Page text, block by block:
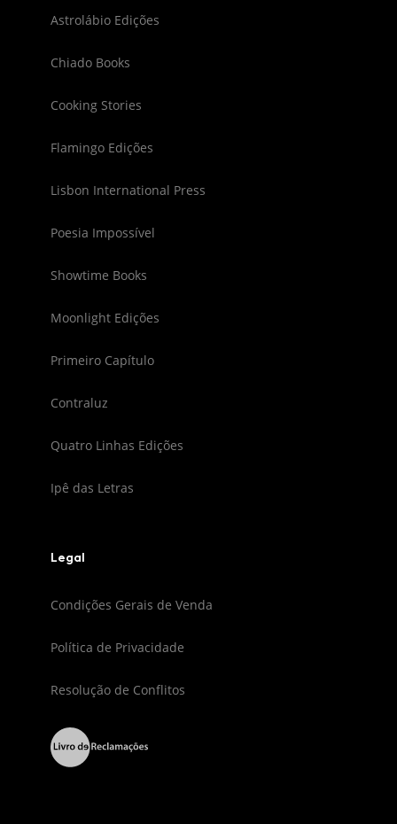
Astrolábio Edições
Chiado Books
Cooking Stories
Flamingo Edições
Lisbon International Press
Poesia Impossível
Showtime Books
Moonlight Edições
Primeiro Capítulo
Contraluz
Quatro Linhas Edições
Ipê das Letras
Legal
Condições Gerais de Venda
Política de Privacidade
Resolução de Conflitos